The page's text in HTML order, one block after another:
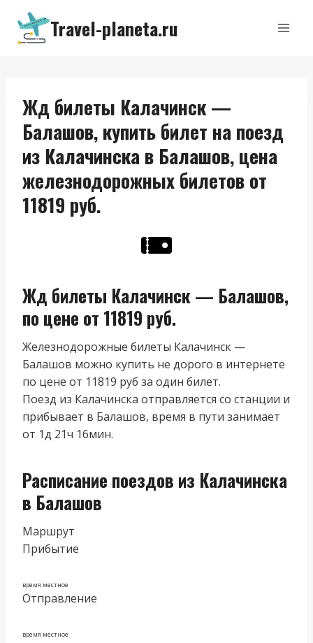
Перейти
содержимому
Travel-planeta.ru
Жд билеты Калачинск —
Балашов, купить билет на поезд
из Калачинска в Балашов, цена
железнодорожных билетов от
11819 руб.
Жд билеты Калачинск — Балашов,
по цене от 11819 руб.
Железнодорожные билеты Калачинск —
Балашов можно купить не дорого в интернете
по цене от 11819 руб за один билет.
Поезд из Калачинска отправляется со станции и
прибывает в Балашов, время в пути занимает
от 1д 21ч 16мин.
Расписание поездов из Калачинска
в Балашов
Маршрут
Прибытие
время местное
Отправление
время местное